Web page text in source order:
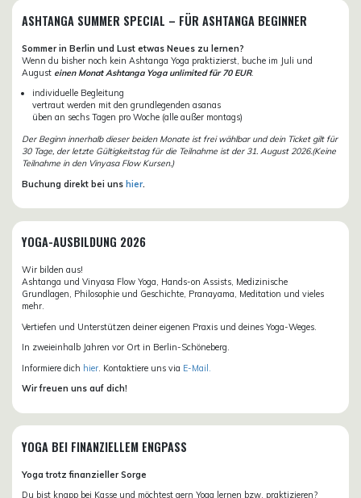
ASHTANGA SUMMER SPECIAL – FÜR ASHTANGA BEGINNER
Sommer in Berlin und Lust etwas Neues zu lernen?
Wenn du bisher noch kein Ashtanga Yoga praktizierst, buche im Juli und
August einen Monat Ashtanga Yoga unlimited für 70 EUR.
individuelle Begleitung
vertraut werden mit den grundlegenden asanas
üben an sechs Tagen pro Woche (alle außer montags)
Der Beginn innerhalb dieser beiden Monate ist frei wählbar und dein Ticket gilt für
30 Tage, der letzte Gültigkeitstag für die Teilnahme ist der 31. August 2026.(Keine
Teilnahme in den Vinyasa Flow Kursen.)
Buchung direkt bei uns hier.
YOGA-AUSBILDUNG 2026
Wir bilden aus!
Ashtanga und Vinyasa Flow Yoga, Hands-on Assists, Medizinische
Grundlagen, Philosophie und Geschichte, Pranayama, Meditation und vieles
mehr.
Vertiefen und Unterstützen deiner eigenen Praxis und deines Yoga-Weges.
In zweieinhalb Jahren vor Ort in Berlin-Schöneberg.
Informiere dich hier . Kontaktiere uns via E-Mail.
Wir freuen uns auf dich!
YOGA BEI FINANZIELLEM ENGPASS
Yoga trotz finanzieller Sorge
Du bist knapp bei Kasse und möchtest gern Yoga lernen bzw. praktizieren?